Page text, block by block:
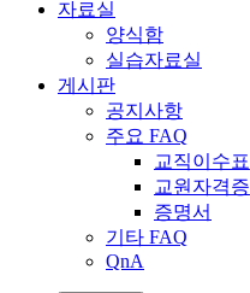
자료실
양식함
실습자료실
게시판
공지사항
주요 FAQ
교직이수표
교원자격증
증명서
기타 FAQ
QnA